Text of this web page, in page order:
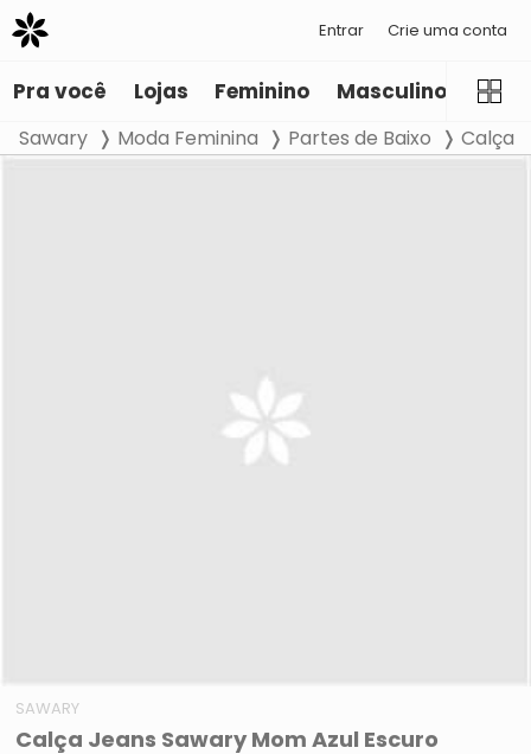
Entrar Crie uma conta
Pra você Lojas Feminino Masculino
Sawary Moda Feminina Partes de Baixo Calça
SAWARY
Calça Jeans Sawary Mom Azul Escuro